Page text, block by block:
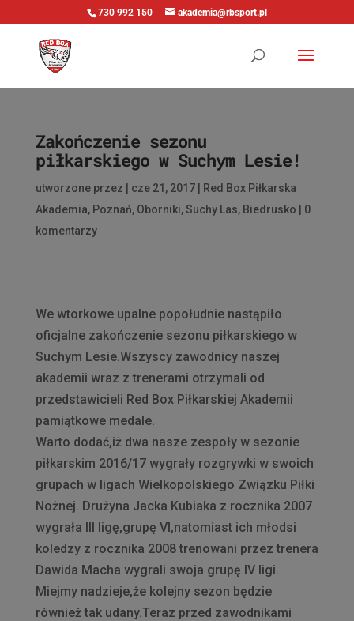
730 992 150 akademia@rbsport.pl
Zakończenie sezonu
piłkarskiego w Suchym Lesie!
utworzone przez cze 21, 2017|
Red Box Piłkarska
Akademia, Poznań, Oborniki,Suchy Las, Biedrusko
0
komentarzy
We wtorkowe upalne popołudnie nastąpiło
oficjalne zakończenie sezonu piłkarskiego w
Suchym Lesie.Wszyscy zawodnicy naszej
akademii wraz z trenerami otrzymali od
przedstawicieli Red Box Piłkarskiej Akademii
pamiątkowe medale.
Warto dodać,iż dwa nasze zespoły w sezonie
piłkarskim 2016/17 wygrały rozgrywki w swoich
grupach w ligach Wielkopolskiego Związku Piłki
Nożnej. Drużyna Jacka Kubiaka z rocznika 2007
wygrała III ligę,grupę VI,natomiast ich młodsi
koledzy z rocznika 2008 trenowani przez trenera
Dawida Macha wygrali swoja grupę IV ligi.
Miejmy nadzieje,że kolejny sezon będzie
również tak udany.Teraz przed zawodnikami